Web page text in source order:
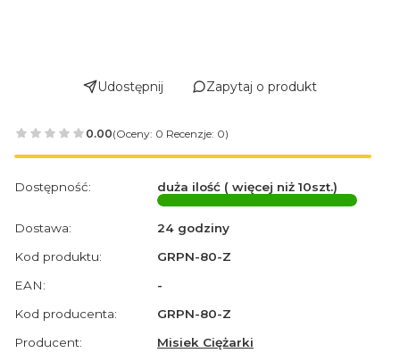
Udostępnij Zapytaj o produkt
0.00(Oceny: 0 Recenzje: 0)
Dostępność: duża ilość ( więcej niż 10szt.)
Dostawa:
24 godziny
Kod produktu:
GRPN-80-Z
EAN:
-
Kod producenta:
GRPN-80-Z
Producent:
Misiek Ciężarki